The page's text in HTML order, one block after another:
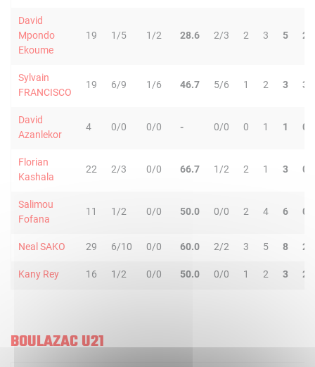
David
Mpondo
Ekoume
19 1/5 1/2 28.6 2/3 2 3 5 2
Sylvain
FRANCISCO
19 6/9 1/6 46.7 5/6 1 2 3 3
David
Azanlekor
4 0/0 0/0 - 0/0 0 1 1 0
Florian
Kashala
22 2/3 0/0 66.7 1/2 2 1 3 0
Salimou
Fofana
11 1/2 0/0 50.0 0/0 2 4 6 0
Neal SAKO 29 6/10 0/0 60.0 2/2 3 5 8 2
Kany Rey 16 1/2 0/0 50.0 0/0 1 2 3 2
BOULAZAC U21